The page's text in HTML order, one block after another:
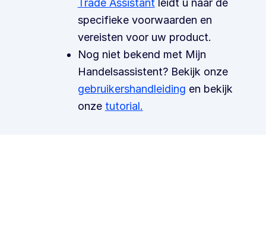
Trade Assistant leidt u naar de
specifieke voorwaarden en
vereisten voor uw product.
Nog niet bekend met Mijn
Handelsassistent? Bekijk onze
gebruikershandleiding en bekijk
onze tutorial.